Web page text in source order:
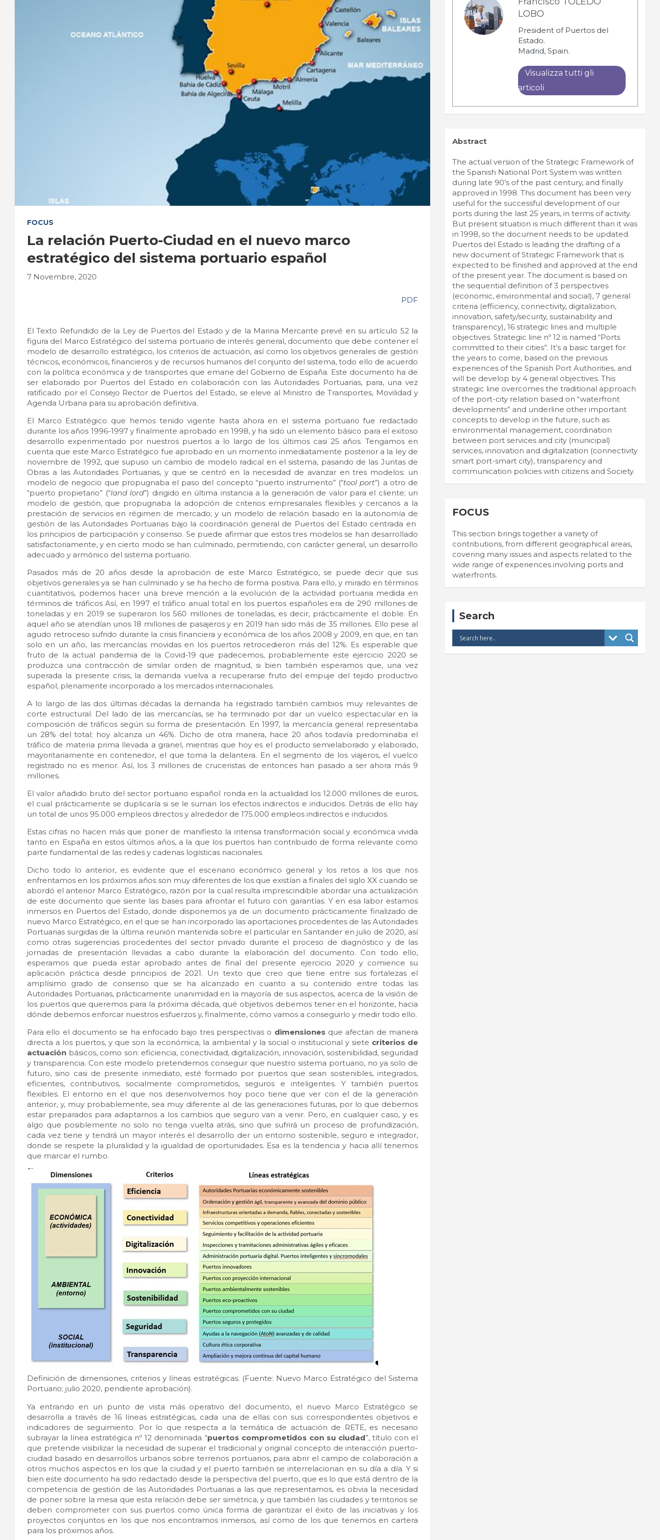
FOCUS
La relación Puerto-Ciudad en el nuevo marco
estratégico del sistema portuario español
7 Novembre, 2020
PDF
El Texto Refundido de la Ley de Puertos del Estado y de la Marina Mercante prevé en su artículo 52 la
figura del Marco Estratégico del sistema portuario de interés general, documento que debe contener el
modelo de desarrollo estratégico, los criterios de actuación, así como los objetivos generales de gestión
técnicos, económicos, financieros y de recursos humanos del conjunto del sistema, todo ello de acuerdo
con la política económica y de transportes que emane del Gobierno de España. Este documento ha de
ser elaborado por Puertos del Estado en colaboración con las Autoridades Portuarias, para, una vez
ratificado por el Consejo Rector de Puertos del Estado, se eleve al Ministro de Transportes, Movilidad y
Agenda Urbana para su aprobación definitiva.
El Marco Estratégico que hemos tenido vigente hasta ahora en el sistema portuario fue redactado
durante los años 1996-1997 y finalmente aprobado en 1998, y ha sido un elemento básico para el exitoso
desarrollo experimentado por nuestros puertos a lo largo de los últimos casi 25 años. Tengamos en
cuenta que este Marco Estratégico fue aprobado en un momento inmediatamente posterior a la ley de
noviembre de 1992, que supuso un cambio de modelo radical en el sistema, pasando de las Juntas de
Obras a las Autoridades Portuarias, y que se centró en la necesidad de avanzar en tres modelos: un
modelo de negocio que propugnaba el paso del concepto “puerto instrumento” (“tool port”) a otro de
“puerto propietario” (“land lord”) dirigido en última instancia a la generación de valor para el cliente; un
modelo de gestión, que propugnaba la adopción de criterios empresariales flexibles y cercanos a la
prestación de servicios en régimen de mercado; y un modelo de relación basado en la autonomía de
gestión de las Autoridades Portuarias bajo la coordinación general de Puertos del Estado centrada en
los principios de participación y consenso. Se puede afirmar que estos tres modelos se han desarrollado
satisfactoriamente, y en cierto modo se han culminado, permitiendo, con carácter general, un desarrollo
adecuado y armónico del sistema portuario.
Pasados más de 20 años desde la aprobación de este Marco Estratégico, se puede decir que sus
objetivos generales ya se han culminado y se ha hecho de forma positiva. Para ello, y mirado en términos
cuantitativos, podemos hacer una breve mención a la evolución de la actividad portuaria medida en
términos de tráficos Así, en 1997 el tráfico anual total en los puertos españoles era de 290 millones de
toneladas y en 2019 se superaron los 560 millones de toneladas, es decir, prácticamente el doble. En
aquel año se atendían unos 18 millones de pasajeros y en 2019 han sido más de 35 millones. Ello pese al
agudo retroceso sufrido durante la crisis financiera y económica de los años 2008 y 2009, en que, en tan
solo en un año, las mercancías movidas en los puertos retrocedieron más del 12%. Es esperable que
fruto de la actual pandemia de la Covid-19 que padecemos, probablemente este ejercicio 2020 se
produzca una contracción de similar orden de magnitud, si bien también esperamos que, una vez
superada la presente crisis, la demanda vuelva a recuperarse fruto del empuje del tejido productivo
español, plenamente incorporado a los mercados internacionales.
A lo largo de las dos últimas décadas la demanda ha registrado también cambios muy relevantes de
corte estructural. Del lado de las mercancías, se ha terminado por dar un vuelco espectacular en la
composición de tráficos según su forma de presentación. En 1997, la mercancía general representaba
un 28% del total; hoy alcanza un 46%. Dicho de otra manera, hace 20 años todavía predominaba el
tráfico de materia prima llevada a granel, mientras que hoy es el producto semielaborado y elaborado,
mayoritariamente en contenedor, el que toma la delantera. En el segmento de los viajeros, el vuelco
registrado no es menor. Así, los 3 millones de cruceristas de entonces han pasado a ser ahora más 9
millones.
El valor añadido bruto del sector portuario español ronda en la actualidad los 12.000 millones de euros,
el cual prácticamente se duplicaría si se le suman los efectos indirectos e inducidos. Detrás de ello hay
un total de unos 95.000 empleos directos y alrededor de 175.000 empleos indirectos e inducidos.
Estas cifras no hacen más que poner de manifiesto la intensa transformación social y económica vivida
tanto en España en estos últimos años, a la que los puertos han contribuido de forma relevante como
parte fundamental de las redes y cadenas logísticas nacionales.
Dicho todo lo anterior, es evidente que el escenario económico general y los retos a los que nos
enfrentamos en los próximos años son muy diferentes de los que existían a finales del siglo XX cuando se
abordó el anterior Marco Estratégico, razón por la cual resulta imprescindible abordar una actualización
de este documento que siente las bases para afrontar el futuro con garantías. Y en esa labor estamos
inmersos en Puertos del Estado, donde disponemos ya de un documento prácticamente finalizado de
nuevo Marco Estratégico, en el que se han incorporado las aportaciones procedentes de las Autoridades
Portuarias surgidas de la última reunión mantenida sobre el particular en Santander en julio de 2020, así
como otras sugerencias procedentes del sector privado durante el proceso de diagnóstico y de las
jornadas de presentación llevadas a cabo durante la elaboración del documento. Con todo ello,
esperamos que pueda estar aprobado antes de final del presente ejercicio 2020 y comience su
aplicación práctica desde principios de 2021. Un texto que creo que tiene entre sus fortalezas el
amplísimo grado de consenso que se ha alcanzado en cuanto a su contenido entre todas las
Autoridades Portuarias, prácticamente unanimidad en la mayoría de sus aspectos, acerca de la visión de
los puertos que queremos para la próxima década, qué objetivos debemos tener en el horizonte, hacia
dónde debemos enforcar nuestros esfuerzos y, finalmente, cómo vamos a conseguirlo y medir todo ello.
Para ello el documento se ha enfocado bajo tres perspectivas o dimensiones que afectan de manera
directa a los puertos, y que son la económica, la ambiental y la social o institucional y siete criterios de
actuación básicos, como son: eficiencia, conectividad, digitalización, innovación, sostenibilidad, seguridad
y transparencia. Con este modelo pretendemos conseguir que nuestro sistema portuario, no ya solo de
futuro, sino casi de presente inmediato, esté formado por puertos que sean sostenibles, integrados,
eficientes, contributivos, socialmente comprometidos, seguros e inteligentes. Y también puertos
flexibles. El entorno en el que nos desenvolvemos hoy poco tiene que ver con el de la generación
anterior, y, muy probablemente, sea muy diferente al de las generaciones futuras, por lo que debemos
estar preparados para adaptarnos a los cambios que seguro van a venir. Pero, en cualquier caso, y es
algo que posiblemente no solo no tenga vuelta atrás, sino que sufrirá un proceso de profundización,
cada vez tiene y tendrá un mayor interés el desarrollo der un entorno sostenible, seguro e integrador,
donde se respete la pluralidad y la igualdad de oportunidades. Esa es la tendencia y hacia allí tenemos
que marcar el rumbo.
Definición de dimensiones, criterios y líneas estratégicas. (Fuente: Nuevo Marco Estratégico del Sistema
Portuario; julio 2020, pendiente aprobación).
Ya entrando en un punto de vista más operativo del documento, el nuevo Marco Estratégico se
desarrolla a través de 16 líneas estratégicas, cada una de ellas con sus correspondientes objetivos e
indicadores de seguimiento. Por lo que respecta a la temática de actuación de RETE, es necesario
subrayar la línea estratégica nº 12 denominada “puertos comprometidos con su ciudad”, título con el
que pretende visibilizar la necesidad de superar el tradicional y original concepto de interacción puerto-
ciudad basado en desarrollos urbanos sobre terrenos portuarios, para abrir el campo de colaboración a
otros muchos aspectos en los que la ciudad y el puerto también se interrelacionan en su día a día. Y si
bien este documento ha sido redactado desde la perspectiva del puerto, que es lo que está dentro de la
competencia de gestión de las Autoridades Portuarias a las que representamos, es obvia la necesidad
de poner sobre la mesa que esta relación debe ser simétrica, y que también las ciudades y territorios se
deben comprometer con sus puertos como única forma de garantizar el éxito de las iniciativas y los
proyectos conjuntos en los que nos encontramos inmersos, así como de los que tenemos en cartera
para los próximos años.
LOBO
President of Puertos del
Estado.
Madrid, Spain.
Visualizza tutti gli
articoli
Abstract
The actual version of the Strategic Framework of
the Spanish National Port System was written
during late 90’s of the past century, and finally
approved in 1998. This document has been very
useful for the successful development of our
ports during the last 25 years, in terms of activity.
But present situation is much different than it was
in 1998, so the document needs to be updated.
Puertos del Estado is leading the drafting of a
new document of Strategic Framework that is
expected to be finished and approved at the end
of the present year. The document is based on
the sequential definition of 3 perspectives
(economic, environmental and social), 7 general
criteria (efficiency, connectivity, digitalization,
innovation, safety/security, sustainability and
transparency), 16 strategic lines and multiple
objectives. Strategic line nº 12 is named “Ports
committed to their cities”. It’s a basic target for
the years to come, based on the previous
experiences of the Spanish Port Authorities, and
will be develop by 4 general objectives. This
strategic line overcomes the traditional approach
of the port-city relation based on “waterfront
developments” and underline other important
concepts to develop in the future, such as
environmental management, coordination
between port services and city (municipal)
services, innovation and digitalization (connectivity
smart port-smart city), transparency and
communication policies with citizens and Society.
FOCUS
This section brings together a variety of
contributions, from different geographical areas,
covering many issues and aspects related to the
wide range of experiences involving ports and
waterfronts.
Search